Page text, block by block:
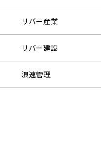
リバー産業
リバー建設
浪速管理